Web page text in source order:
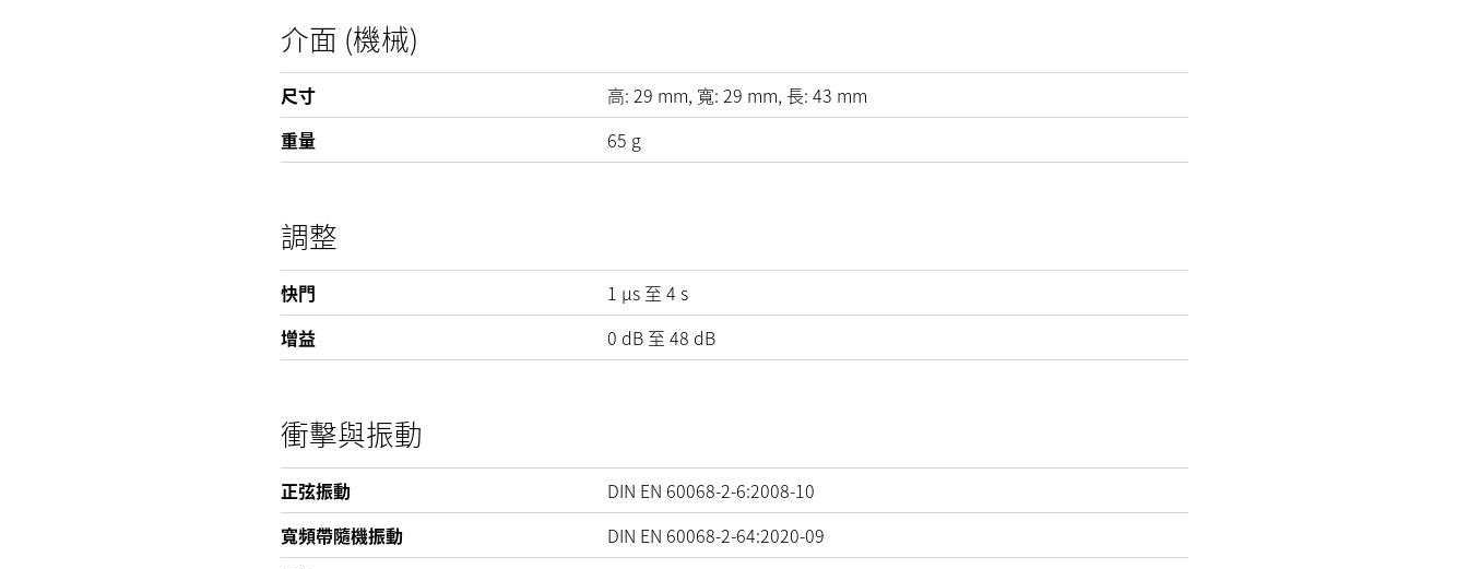
介面 (機械)
尺寸 高: 29 mm, 寬: 29 mm, 長: 43 mm
重量
65 g
調整
快門
1 µs 至 4 s
增益
0 dB至 48 dB
衝擊與振動
正弦振動
DIN EN 60068-2-6:2008-10
寬頻帶隨機振動
DIN EN 60068-2-64:2020-09